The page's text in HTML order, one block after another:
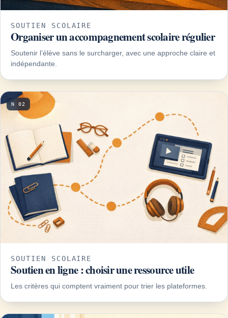
SOUTIEN SCOLAIRE
Organiser un accompagnement scolaire régulier
Soutenir l’élève sans le surcharger, avec une approche claire et
indépendante.
N 02
SOUTIEN SCOLAIRE
Soutien en ligne : choisir une ressource utile
Les critères qui comptent vraiment pour trier les plateformes.